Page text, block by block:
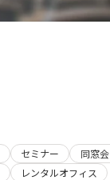
セミナー
同窓会
レンタルオフィス